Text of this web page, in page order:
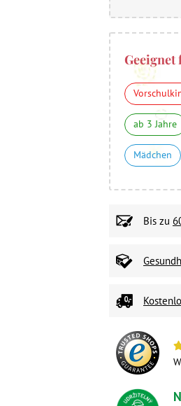
Geeignet
ab 3 Jahre
Mädchen
Bis zu